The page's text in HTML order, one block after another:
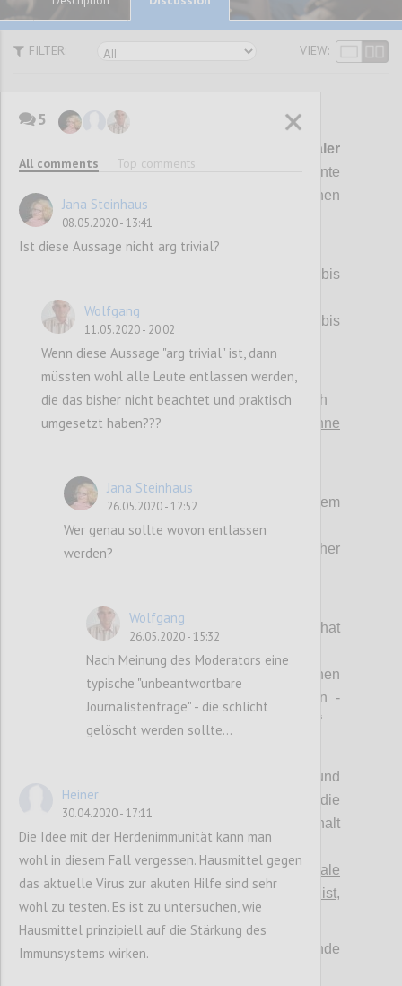
FILTER: VIEW:
P1
5-dimenionaler
Gordischer Knotenzu lösen! Die Argumente
erscheinen unvereinbar, die Positionen
unversöhnlich:
(1) Krankheit Covid-19:
> Für ~80% der Infizierten unmerkbar bis
harmlos, jedoch
> für ~10% der Infizierten gefährlich bis
(2) Erreger SARS-CoV-2:
> Rasant und unauffällig verbreitend, jedoch
>prinzipiell abwehrbar – schon ohne
(3) Bekämpfungsstrategien:
> Totaler LockDown mit hygienischem
Containment vs.
> Hygiene in freiheitlicher
(4) Wertekanon
> „Jedes einzelne Leben zu schützen hat
> „Fokussierung auf Schutz des einzelnen
Lebens führt zu immensen Folgeschäden -
auch und gerade an menschlichem Leben.“
> „Wir wissen, wie spezifische Impfungen und
Medikamente zu entwickeln sind; die
klinische Validierung muss halt
durchgestanden werden.“ vs.
>"Es gibt ~100 unspezifische antivirale
„Hausmittel“, deren Wirkung zwar unsicher ist,
aber unbedingt in Betracht zu ziehen ist
Jede dieser Positionen hat ernstzunehmende
5
All comments Top comments
Jana Steinhaus
08.05.2020 - 13:41
Ist diese Aussage nicht arg trivial?
Wolfgang
11.05.2020 - 20:02
Wenn diese Aussage "arg trivial" ist, dann
müssten wohl alle Leute entlassen werden,
die das bisher nicht beachtet und praktisch
umgesetzt haben???
Jana Steinhaus
26.05.2020 - 12:52
Wer genau sollte wovon entlassen
werden?
Wolfgang
26.05.2020 - 15:32
Nach Meinung des Moderators eine
typische "unbeantwortbare
Journalistenfrage" - die schlicht
gelöscht werden sollte...
Heiner
30.04.2020 - 17:11
Die Idee mit der Herdenimmunität kann man
wohl in diesem Fall vergessen. Hausmittel gegen
das aktuelle Virus zur akuten Hilfe sind sehr
wohl zu testen. Es ist zu untersuchen, wie
Hausmittel prinzipiell auf die Stärkung des
Immunsystems wirken.